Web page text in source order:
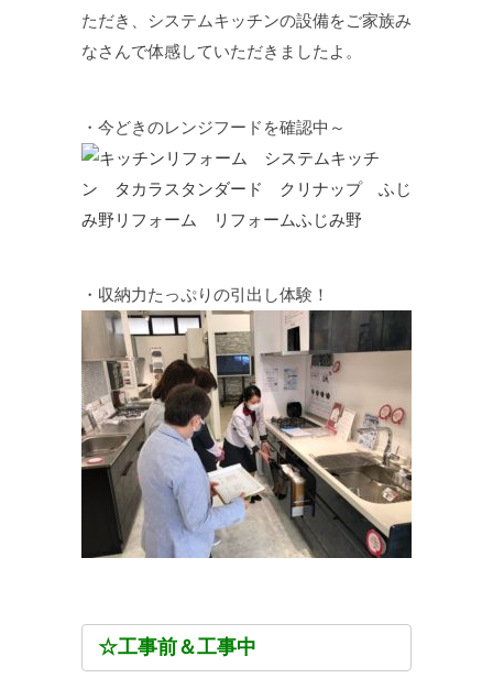
ただき、システムキッチンの設備をご家族み
なさんで体感していただきましたよ。
・今どきのレンジフードを確認中～
・収納力たっぷりの引出し体験！
☆工事前＆工事中